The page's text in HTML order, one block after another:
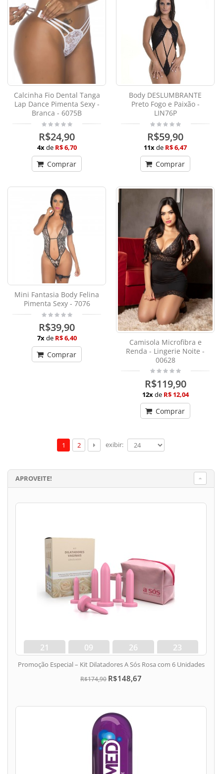
Calcinha Fio Dental Tanga
Lap Dance Pimenta Sexy -
Branca - 6075B
R$24,90
4xde R$ 6,70
Comprar
Body DESLUMBRANTE
Preto Fogo e Paixão -
LIN76P
R$59,90
11xde R$ 6,47
Comprar
Mini Fantasia Body Felina
Pimenta Sexy - 7076
R$39,90
7xde R$ 6,40
Comprar
Camisola Microfibra e
Renda - Lingerie Noite -
00628
R$119,90
12xde R$ 12,04
Comprar
1 2 exibir:
APROVEITE!
21
dias
09
hora
26
min
22
seg
Promoção Especial – Kit Dilatadores A Sós Rosa com 6 Unidades
R$174,90 R$148,67